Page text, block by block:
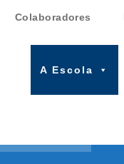
A Escola
Colaboradores